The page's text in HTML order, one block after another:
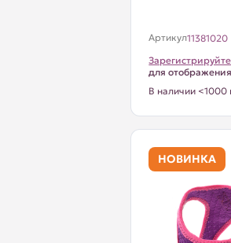
Артикул11381020
для
В наличии <1000
НОВИНКА